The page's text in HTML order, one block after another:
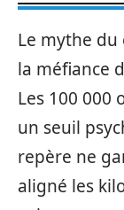
Le mythe
la méfiance
Les 100 000
un seuil
repère ne
aligné les